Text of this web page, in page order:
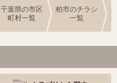
千葉県の市区
町村一覧
柏市のチラシ
一覧